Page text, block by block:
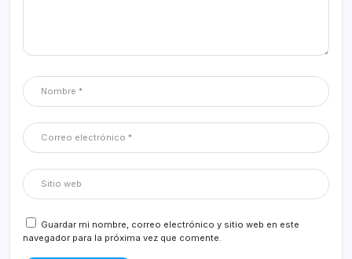
Guardar mi nombre, correo electrónico y sitio web en este
navegador para la próxima vez que comente.